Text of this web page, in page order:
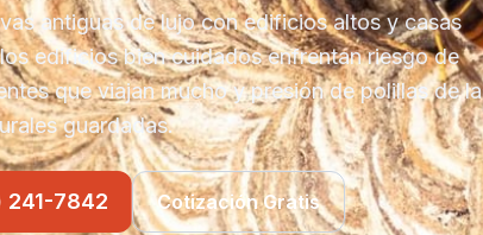
antiguas de lujo con edificios altos y casas
edificios bien cuidados enfrentan riesgo de
que viajan mucho y presión de polillas de la
guardadas.
241-7842 Cotización Gratis